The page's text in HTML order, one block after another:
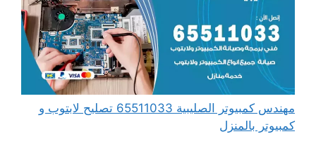
مهندس كمبيوتر الصليبية 65511033 تصليح لابتوب و
كمبيوتر بالمنزل